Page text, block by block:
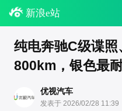
新浪e站
纯电奔驰C级谍
800km，银色最
优视汽车
发表于 2026/02/28 11:39